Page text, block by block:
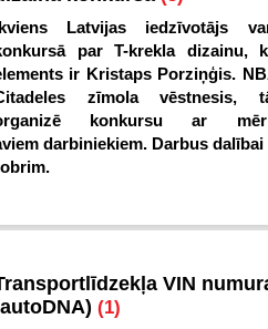
Latvijas iedzīvotājs
par T-krekla dizainu,
ir Kristaps Porziņģis.
zīmola vēstnesis,
konkursu ar
darbiniekiem. Darbus
VIN
(1)